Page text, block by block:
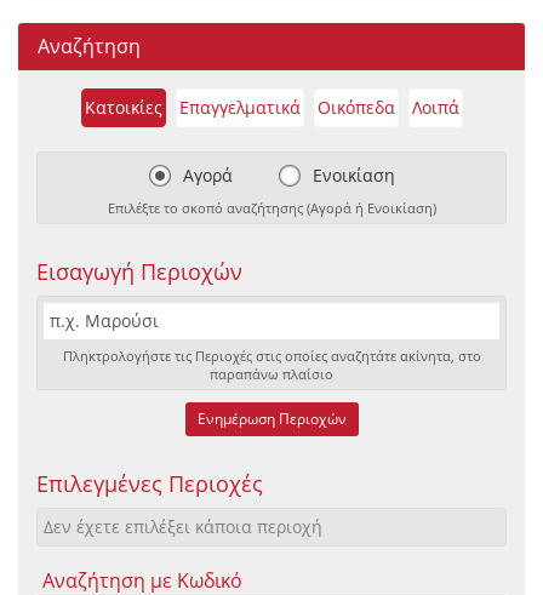
Αναζήτηση
Κατοικίες Επαγγελματικά Οικόπεδα Λοιπά
Αγορά Ενοικίαση
Επιλέξτε το σκοπό αναζήτησης (Αγορά ή Ενοικίαση)
Εισαγωγή Περιοχών
Πληκτρολογήστε τις Περιοχές στις οποίες αναζητάτε ακίνητα, στο
παραπάνω πλαίσιο
Ενημέρωση Περιοχών
Επιλεγμένες Περιοχές
Δεν έχετε επιλέξει κάποια περιοχή
Αναζήτηση με Κωδικό